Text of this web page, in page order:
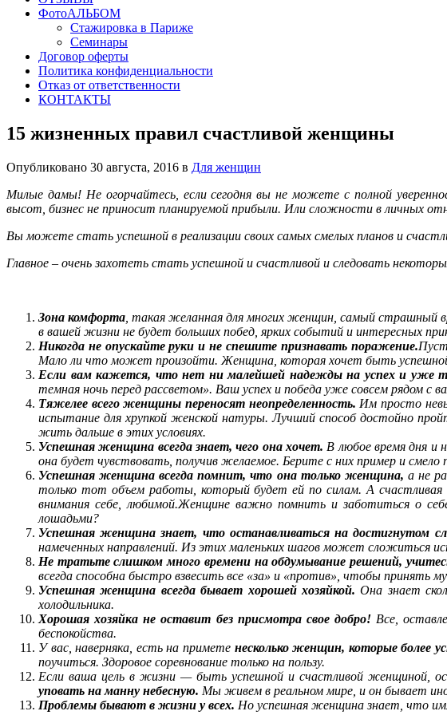
ФотоАЛЬБОМ
Стажировка в Париже
Семинары
Договор оферты
Политика конфиденциальности
Отказ от ответственности
КОНТАКТЫ
15 жизненных правил счастливой женщины
Опубликовано 30 августа, 2016 в Для женщин
Милые дамы! Не огорчайтесь, если сегодня вы не можете с полной
высот, бизнес не приносит планируемой прибыли. Или сложности в личных
Вы можете стать успешной в реализации своих самых смелых планов и
Главное – очень захотеть стать успешной и счастливой и следовать
Зона комфорта , такая желанная для многих женщин, самый страшный
в вашей жизни не будет больших побед, ярких событий и интересных
Никогда не опускайте руки и не спешите признавать поражение.
Мало ли что может произойти. Женщина, которая хочет быть
Если вам кажется, что нет ни малейшей надежды на успех и уже
темная ночь перед рассветом». Ваш успех и победа уже совсем рядом с
Тяжелее всего женщины переносят неопределенность. Им просто
испытание для хрупкой женской натуры. Лучший способ достойно
жить дальше в этих условиях.
Успешная женщина всегда знает, чего она хочет. В любое время дня и
она будет чувствовать, получив желаемое. Берите с них пример и
Успешная женщина всегда помнит, что она только женщина, а не
только тот объем работы, который будет ей по силам. А
внимания себе, любимой.Женщине важно помнить и заботиться о
лошадьми?
Успешная женщина знает, что останавливаться на достигнутом
намеченных направлений. Из этих маленьких шагов может сложиться
Не тратьте слишком много времени на обдумывание решений,
всегда способна быстро взвесить все «за» и «против», чтобы принять
Успешная женщина всегда бывает хорошей хозяйкой. Она знает
холодильника.
Хорошая хозяйка не оставит без присмотра свое добро! Все,
беспокойства.
У вас, наверняка, есть на примете несколько женщин, которые более
поучиться. Здоровое соревнование только на пользу.
Если ваша цель в жизни — быть успешной и счастливой женщиной,
уповать на манну небесную. Мы живем в реальном мире, и он бывает
Проблемы бывают в жизни у всех. Но успешная женщина знает, что